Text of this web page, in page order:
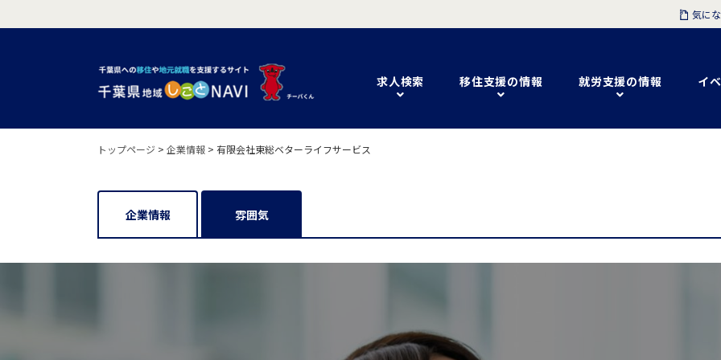
求人検索 移住支援の情報 就労支援の情報 イ
気に
トップページ > 企業情報 > 有限会社東総ベターライフサービス
企業情報 雰囲気